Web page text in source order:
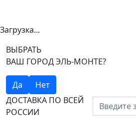
Загрузка...
ВЫБРАТЬ
ВАШ ГОРОД ЭЛЬ-МОНТЕ?
Да
Нет
ДОСТАВКА ПО ВСЕЙ
РОССИИ